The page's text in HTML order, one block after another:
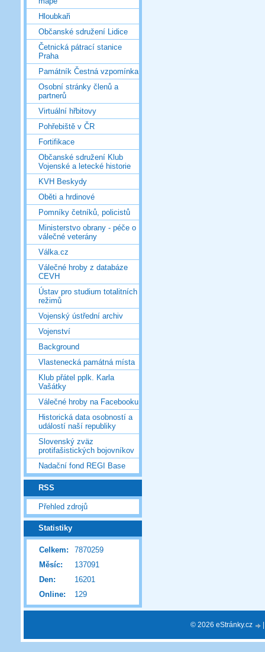
Hloubkaři
Občanské sdružení Lidice
Četnická pátrací stanice
Praha
Památník Čestná vzpomínka
Osobní stránky členů a
partnerů
Virtuální hřbitovy
Pohřebiště v ČR
Fortifikace
Občanské sdružení Klub
Vojenské a letecké historie
KVH Beskydy
Oběti a hrdinové
Pomníky četníků, policistů
Ministerstvo obrany - péče o
válečné veterány
Válka.cz
Válečné hroby z databáze
CEVH
Ústav pro studium totalitních
režimů
Vojenský ústřední archiv
Vojenství
Background
Vlastenecká památná místa
Klub přátel pplk. Karla
Vašátky
Válečné hroby na Facebooku
Historická data osobností a
událostí naší republiky
Slovenský zväz
protifašistických bojovníkov
Nadační fond REGI Base
RSS
Přehled zdrojů
Statistiky
Online: 129
Celkem:
7870259
Měsíc:
137091
Den:
16201
© 2026 eStránky.cz